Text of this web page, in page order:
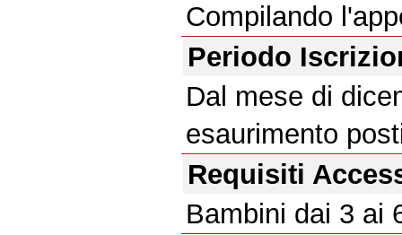
Compilando
Periodo
Dal mese di
esaurimento
Requisiti
Bambini dai 3 ai